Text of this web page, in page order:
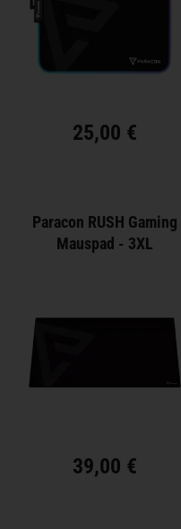
Sprache
SOFTWARE
GESCHÄFTSBEDINGUNGEN
ÜBER
PARACON
25,00 €
Paracon RUSH Gaming
Mauspad - 3XL
39,00 €